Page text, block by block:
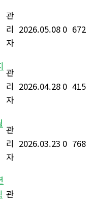
관
리
자
2026.05.08 0 672
관
리
자
2026.04.28 0 415
관
리
자
2026.03.23 0 768
관